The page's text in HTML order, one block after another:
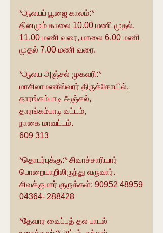
*ஆலயப் பூஜை காலம்:*
தினமும் காலை 10.00 மணி முதல்,
11.00 மணி வரை, மாலை 6.00 மணி
முதல் 7.00 மணி வரை.
*ஆலய அஞ்சல் முகவரி:*
மாசிலாமணீஸ்வரர் திருக்கோயில்,
தாரங்கம்பாடி அஞ்சல்,
தாரங்கம்பாடி வட்டம்,
நாகை மாவட்டம்.
609 313
*தொடர்புக்கு:* சிவாச்சாரியார்
பொறையாறிலிருந்து வருவார்.
சிவக்குமார் குருக்கள்: 90952 48959
04364- 288428
*தேவார வைப்புத் தல பாடல்